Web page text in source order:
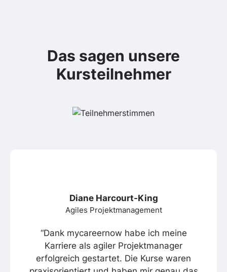
Das sagen unsere
Kursteilnehmer
Diane Harcourt-King
Agiles Projektmanagement
“Dank mycareernow habe ich meine
Karriere als agiler Projektmanager
erfolgreich gestartet. Die Kurse waren